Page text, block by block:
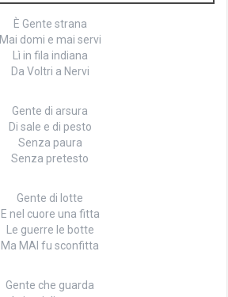
È Gente strana
Mai domi e mai servi
Lì in fila indiana
Da Voltri a Nervi
Gente di arsura
Di sale e di pesto
Senza paura
Senza pretesto
Gente di lotte
E nel cuore una fitta
Le guerre le botte
Ma MAI fu sconfitta
Gente che guarda